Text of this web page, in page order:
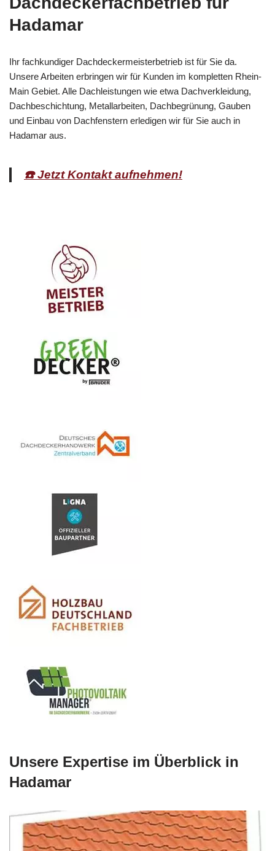
Hadamar
Ihr fachkundiger Dachdeckermeisterbetrieb ist für Sie da.
Unsere Arbeiten erbringen wir für Kunden im kompletten Rhein-
Main Gebiet. Alle Dachleistungen wie etwa Dachverkleidung,
Dachbeschichtung, Metallarbeiten, Dachbegrünung, Gauben
und Einbau von Dachfenstern erledigen wir für Sie auch in
Hadamar aus.
☎️ Jetzt Kontakt aufnehmen!
Unsere Expertise im Überblick in
Hadamar